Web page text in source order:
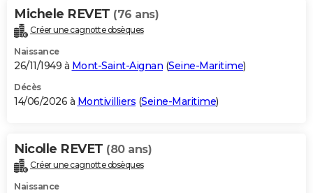
Bricolage
Lifestyle
Culture
Sport
Auto
Television
Voyage
Cinema
Michele REVET (76 ans)
Créer une cagnotte obsèques
Naissance
26/11/1949 à Mont-Saint-Aignan (Seine-Maritime)
Décès
14/06/2026 à Montivilliers (Seine-Maritime)
Nicolle REVET (80 ans)
Créer une cagnotte obsèques
Naissance